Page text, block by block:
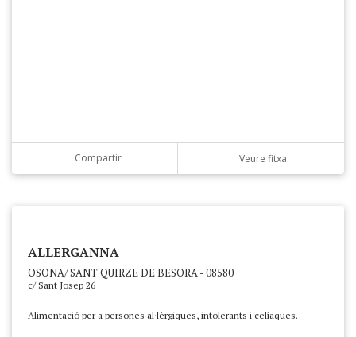
Compartir Veure fitxa
ALLERGANNA
OSONA/ SANT QUIRZE DE BESORA - 08580
c/ Sant Josep 26
Alimentació per a persones al·lèrgiques, intolerants i celíaques.